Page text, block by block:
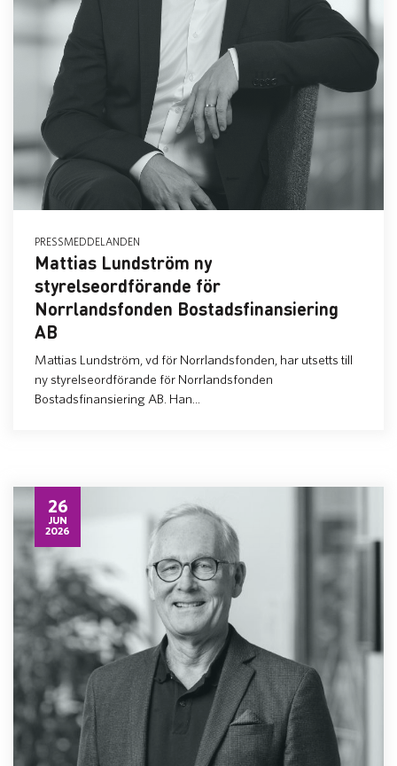
PRESSMEDDELANDEN
Mattias Lundström ny
styrelseordförande för
Norrlandsfonden Bostadsfinansiering
AB
Mattias Lundström, vd för Norrlandsfonden, har utsetts till
ny styrelseordförande för Norrlandsfonden
Bostadsfinansiering AB. Han...
26
JUN
2026